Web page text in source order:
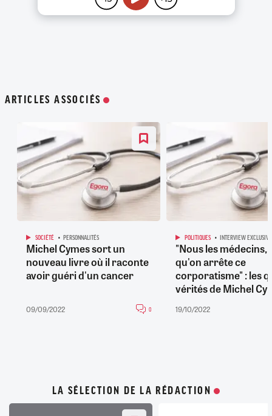
ARTICLES ASSOCIÉS
SOCIÉTÉ PERSONNALITÉS
Michel Cymes sort un
nouveau livre où il raconte
avoir guéri d'un cancer
09/09/2022 0
POLITIQUES INTERVIEW EXCLUSIVE
"Nous les médecins,
qu'on arrête ce
corporatisme" : les
vérités de Michel
19/10/2022
LA SÉLECTION DE LA RÉDACTION